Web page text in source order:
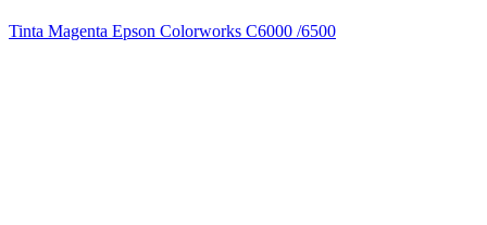
Tinta Magenta Epson Colorworks C6000 /6500